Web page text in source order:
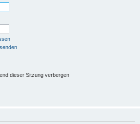
dieser Sitzung verbergen